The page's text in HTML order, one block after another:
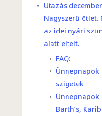
Utazás
Nagyszerű ötlet.
az idei nyári
alatt eltelt.
FAQ:
Ünnepnapok
szigetek
Ünnepnapok
Barth’s,